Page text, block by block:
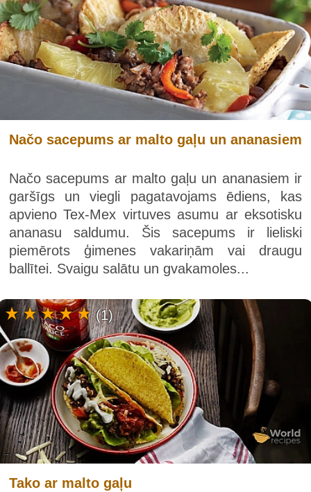
Načo sacepums ar malto gaļu un ananasiem
Načo sacepums ar malto gaļu un ananasiem ir
garšīgs un viegli pagatavojams ēdiens, kas
apvieno Tex-Mex virtuves asumu ar eksotisku
ananasu saldumu. Šis sacepums ir lieliski
piemērots ģimenes vakariņām vai draugu
ballītei. Svaigu salātu un gvakamoles...
Tako ar malto gaļu
(1)